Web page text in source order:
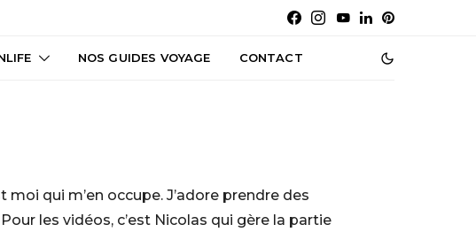
NOS GUIDES VOYAGE CONTACT
qui m’en occupe. J’adore prendre des
les vidéos, c’est Nicolas qui gère la partie